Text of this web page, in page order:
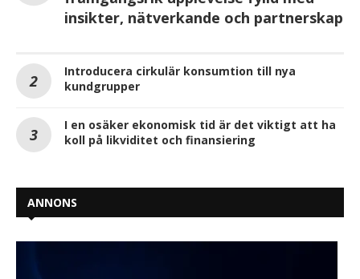
insikter, nätverkande och partnerskap
Introducera cirkulär konsumtion till nya
kundgrupper
I en osäker ekonomisk tid är det viktigt att ha
koll på likviditet och finansiering
ANNONS